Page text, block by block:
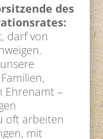
des
darf von
Ehrenamt –
oft arbeiten
mit